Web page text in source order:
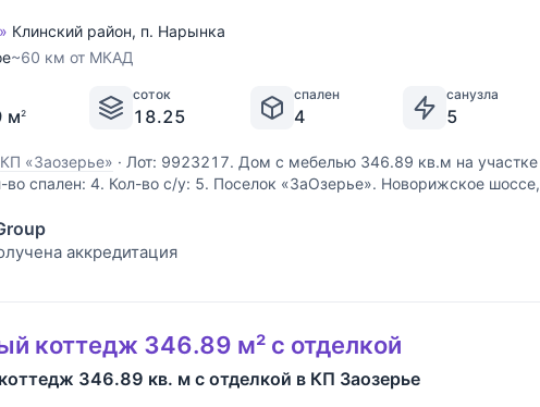
Клинский район, п. Нарынка
~60 км от МКАД
м2
соток
18.25
спален
4
санузла
5
КП «Заозерье» · Лот: 9923217. Дом с мебелью 346.89 кв.м на участке
во спален: 4. Кол-во с/у: 5. Поселок «ЗаОзерье». Новорижское шоссе,
Без комиссии для покупателя. Выполненные из деревянного бруса,
размера, виллы формируют
аккредитация
коттедж 346.89 м² с отделкой
346.89 кв. м с отделкой в КП Заозерье